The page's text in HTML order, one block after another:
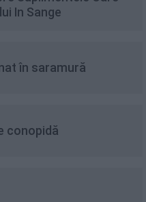
In Sange
în saramură
conopidă